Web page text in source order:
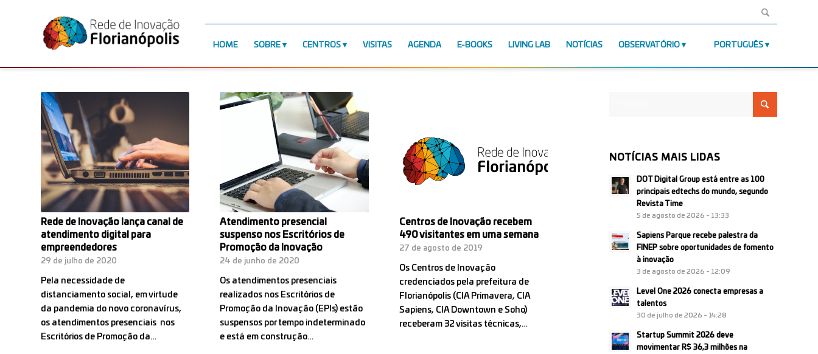
HOME SOBRE CENTROS VISITAS AGENDA E-BOOKS LIVING LAB NOTÍCIAS OBSERVATÓRIO PORTUGUÊS
Rede de Inovação lança canal de
atendimento digital para
empreendedores
29 de julho de 2020
Pela necessidade de
distanciamento social, em virtude
da pandemia do novo coronavírus,
os atendimentos presenciais nos
Escritórios de Promoção da…
Atendimento presencial
suspenso nos Escritórios de
Promoção da Inovação
24 de junho de 2020
Os atendimentos presenciais
realizados nos Escritórios de
Promoção da Inovação (EPIs) estão
suspensos por tempo indeterminado
e está em construção…
Centros de Inovação recebem
490 visitantes em uma semana
27 de agosto de 2019
Os Centros de Inovação
credenciados pela prefeitura de
Florianópolis (CIA Primavera, CIA
Sapiens, CIA Downtown e Soho)
receberam 32 visitas técnicas,…
NOTÍCIAS MAIS LIDAS
DOT Digital Group está entre as 100
principais edtechs do mundo, segundo
Revista Time
5 de agosto de 2026 - 13:33
Sapiens Parque recebe palestra da
FINEP sobre oportunidades de fomento
à inovação
3 de agosto de 2026 - 12:09
Level One 2026 conecta empresas a
talentos
30 de julho de 2026 - 14:28
Startup Summit 2026 deve
movimentar R$ 36,3 milhões na